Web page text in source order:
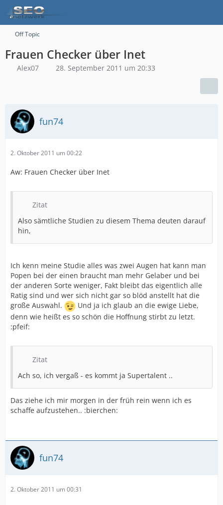
Off Topic
Frauen Checker über Inet
Alex07 28. September 2011 um 20:33
fun74
2. Oktober 2011 um 00:22
Aw: Frauen Checker über Inet
Zitat
Also sämtliche Studien zu diesem Thema deuten darauf
hin,
Ich kenn meine Studie alles was zwei Augen hat kann man
Popen bei der einen braucht man mehr Gelaber und bei
der anderen Sorte weniger, Fakt bleibt das eigentlich alle
Ratig sind und wer sich nicht gar so blöd anstellt hat die
große Auswahl.
Und ja ich glaub an die ewige Liebe,
denn wie heißt es so schön die Hoffnung stirbt zu letzt.
:pfeif:
Zitat
Ach so, ich vergaß - es kommt ja Supertalent ..
Das ziehe ich mir morgen in der früh rein wenn ich es
schaffe aufzustehen.. :bierchen:
fun74
2. Oktober 2011 um 00:31